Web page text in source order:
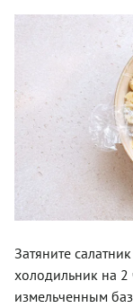
Затяните
холодильник на
измельченным